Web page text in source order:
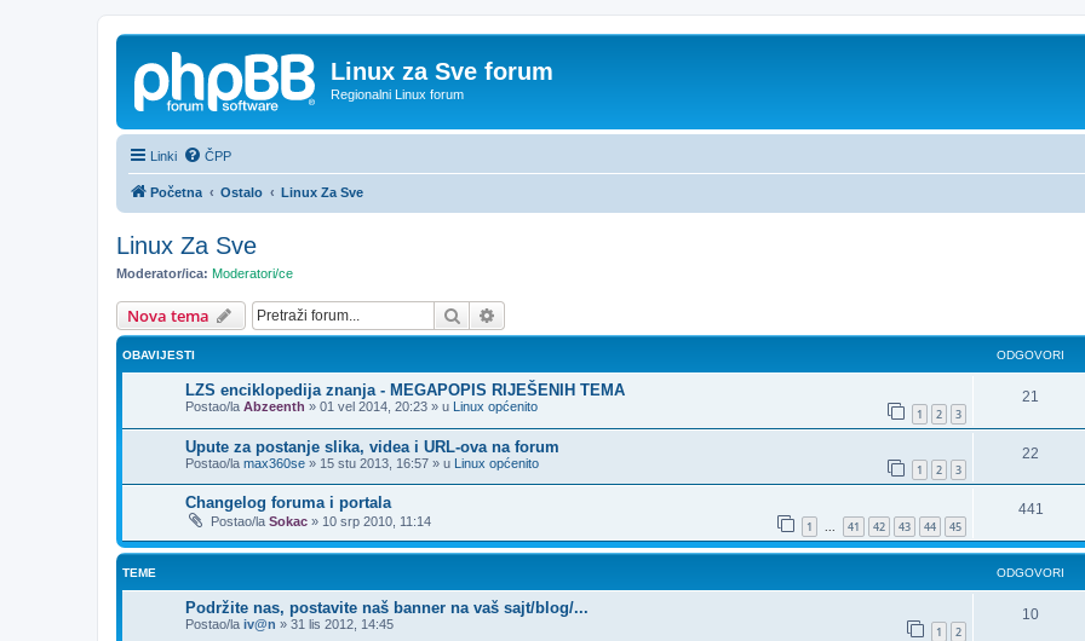
Linux za Sve forum
Regionalni Linux forum
Linki ČPP
Početna Ostalo Linux Za Sve
Linux Za Sve
Moderator/ica: Moderatori/ce
Nova tema Pretražnik
OBAVIJESTI ODGOVORI
LZS enciklopedija znanja - MEGAPOPIS RIJEŠENIH TEMA
Postao/la Abzeenth » 01 vel 2014, 20:23 » u Linux općenito 1 2 3
21
Upute za postanje slika, videa i URL-ova na forum
Postao/la max360se » 15 stu 2013, 16:57 » u Linux općenito 1 2 3
22
Changelog foruma i portala
Postao/la Sokac » 10 srp 2010, 11:14 1 ... 41 42 43 44 45
441
TEME ODGOVORI
Podržite nas, postavite naš banner na vaš sajt/blog/...
Postao/la iv@n » 31 lis 2012, 14:45 1 2
10